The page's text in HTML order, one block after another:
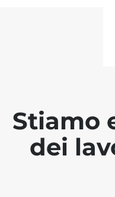
Stiamo
dei